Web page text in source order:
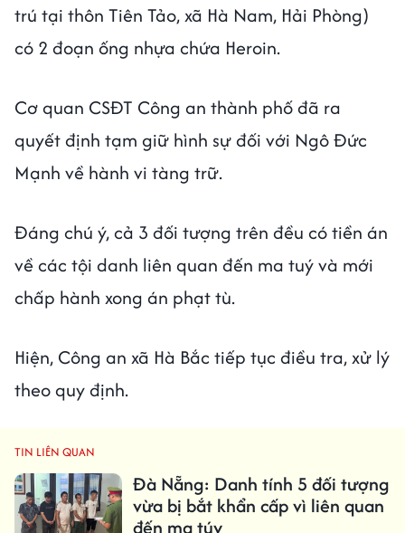
trú tại thôn Tiên Tảo, xã Hà Nam, Hải Phòng)
có 2 đoạn ống nhựa chứa Heroin.
Cơ quan CSĐT Công an thành phố đã ra
quyết định tạm giữ hình sự đối với Ngô Đức
Mạnh về hành vi tàng trữ.
Đáng chú ý, cả 3 đối tượng trên đều có tiền án
về các tội danh liên quan đến ma tuý và mới
chấp hành xong án phạt tù.
Hiện, Công an xã Hà Bắc tiếp tục điều tra, xử lý
theo quy định.
TIN LIÊN QUAN
Đà Nẵng: Danh tính 5 đối tượng
vừa bị bắt khẩn cấp vì liên quan
đến ma túy